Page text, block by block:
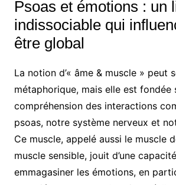
Psoas et émotions : un
indissociable qui
être global
La notion d’« âme & muscle » peut
métaphorique, mais elle est fondée
compréhension des interactions
psoas, notre système nerveux et
Ce muscle, appelé aussi le muscle
muscle sensible, jouit d’une
emmagasiner les émotions, en